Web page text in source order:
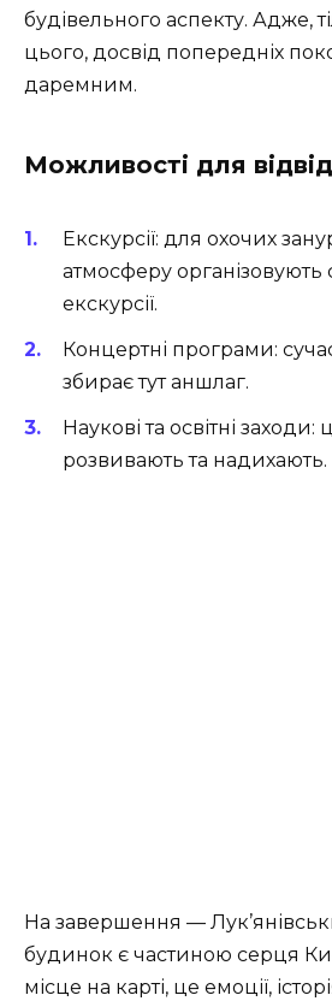
будівельного аспекту. Адже,
цього, досвід попередніх
даремним.
Можливості для
Екскурсії: для охочих
атмосферу організовують
екскурсії.
Концертні програми:
збирає тут аншлаг.
Наукові та освітні заходи:
розвивають та надихають.
На завершення —
будинок є частиною серця
місце на карті, це емоції,